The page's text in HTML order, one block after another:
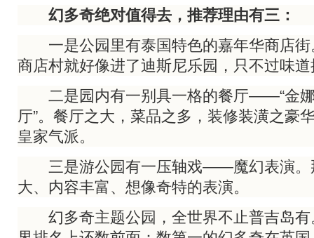
幻多奇绝对值得去，推荐理由有三：
一是公园里有泰国特色的嘉年华商店街
商店村就好像进了迪斯尼乐园，只不过味
二是园内有一别具一格的餐厅——“金娜
厅”。餐厅之大，菜品之多，装修装潢之豪
皇家气派。
三是游公园有一压轴戏——魔幻表演。
大、内容丰富、想像奇特的表演。
幻多奇主题公园，全世界不止普吉岛有